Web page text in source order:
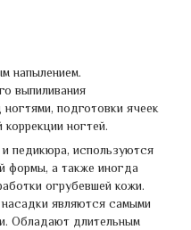
напылением.
выпиливания
подготовки ячеек
ногтей.
педикюра, используются
формы, а также иногда
огрубевшей кожи.
являются самыми
Обладают длительным